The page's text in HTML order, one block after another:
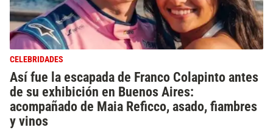
CELEBRIDADES
Así fue la escapada de Franco Colapinto antes
de su exhibición en Buenos Aires:
acompañado de Maia Reficco, asado, fiambres
y vinos